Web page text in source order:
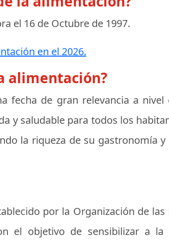
el 16 de Octubre de 1997.
en el 2026.
alimentación?
fecha de gran relevancia a
y saludable para todos los
la riqueza de su gastronomía
por la Organización de
el objetivo de sensibilizar a